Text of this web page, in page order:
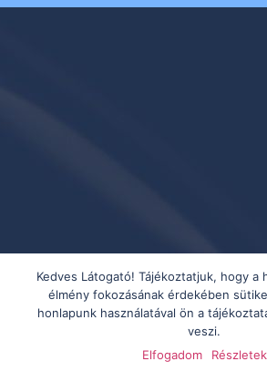
Kedves Látogató! Tájékoztatjuk, hogy a
élmény fokozásának érdekében
honlapunk használatával ön a
veszi.
Elfogadom
Részletek